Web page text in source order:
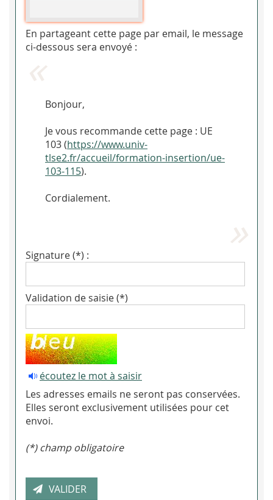
En partageant cette page par email, le message
ci-dessous sera envoyé :
Bonjour,
Je vous recommande cette page : UE
103 (https://www.univ-
tlse2.fr/accueil/formation-insertion/ue-
103-115).
Cordialement.
Signature (*) :
Validation de saisie (*)
écoutez le mot à saisir
Les adresses emails ne seront pas conservées.
Elles seront exclusivement utilisées pour cet
envoi.
(*) champ obligatoire